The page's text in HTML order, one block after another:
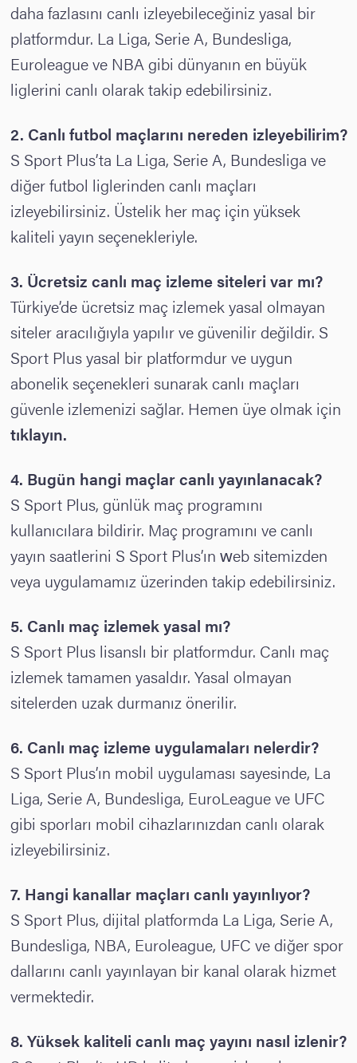
daha fazlasını canlı izleyebileceğiniz yasal bir
platformdur. La Liga, Serie A, Bundesliga,
Euroleague ve NBA gibi dünyanın en büyük
liglerini canlı olarak takip edebilirsiniz.
2. Canlı futbol maçlarını nereden izleyebilirim?
S Sport Plus’ta La Liga, Serie A, Bundesliga ve
diğer futbol liglerinden canlı maçları
izleyebilirsiniz. Üstelik her maç için yüksek
kaliteli yayın seçenekleriyle.
3. Ücretsiz canlı maç izleme siteleri var mı?
Türkiye’de ücretsiz maç izlemek yasal olmayan
siteler aracılığıyla yapılır ve güvenilir değildir. S
Sport Plus yasal bir platformdur ve uygun
abonelik seçenekleri sunarak canlı maçları
güvenle izlemenizi sağlar. Hemen üye olmak için
tıklayın.
4. Bugün hangi maçlar canlı yayınlanacak?
S Sport Plus, günlük maç programını
kullanıcılara bildirir. Maç programını ve canlı
yayın saatlerini S Sport Plus’ın web sitemizden
veya uygulamamız üzerinden takip edebilirsiniz.
5. Canlı maç izlemek yasal mı?
S Sport Plus lisanslı bir platformdur. Canlı maç
izlemek tamamen yasaldır. Yasal olmayan
sitelerden uzak durmanız önerilir.
6. Canlı maç izleme uygulamaları nelerdir?
S Sport Plus’ın mobil uygulaması sayesinde, La
Liga, Serie A, Bundesliga, EuroLeague ve UFC
gibi sporları mobil cihazlarınızdan canlı olarak
izleyebilirsiniz.
7. Hangi kanallar maçları canlı yayınlıyor?
S Sport Plus, dijital platformda La Liga, Serie A,
Bundesliga, NBA, Euroleague, UFC ve diğer spor
dallarını canlı yayınlayan bir kanal olarak hizmet
vermektedir.
8. Yüksek kaliteli canlı maç yayını nasıl izlenir?